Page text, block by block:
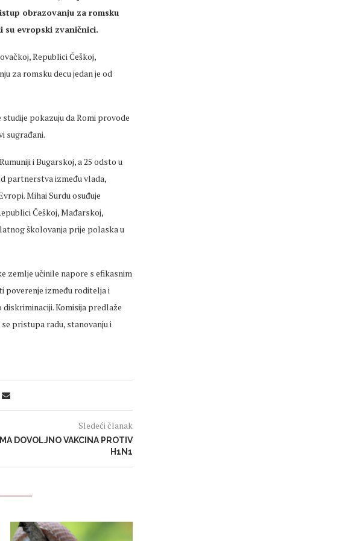
obrazovanju za romsku
su evropski zvaničnici.
Republici Češkoj,
za romsku decu jedan je od
pokazuju da Romi provode
sugrađani.
i Bugarskoj, a 25 odsto u
partnerstva između vlada,
Mihai Surdu osuđuje
Češkoj, Mađarskoj,
školovanja prije polaska u
zemlje učinile napore s efikasnim
poverenje između roditelja i
Komisija predlaže
pristupa radu, stanovanju i
Sledeći članak
DOVOLJNO VAKCINA PROTIV
H1N1